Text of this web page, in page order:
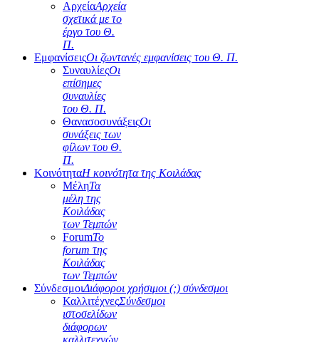
ΑρχείαΑρχεία
σχετικά με το
έργο του Θ.
Π.
ΕμφανίσειςΟι ζωντανές εμφανίσεις του Θ. Π.
ΣυναυλίεςΟι
επίσημες
συναυλίες
του Θ. Π.
ΘανασοσυνάξειςΟι
συνάξεις των
φίλων του Θ.
Π.
ΚοινότηταΗ κοινότητα της Κοιλάδας
ΜέληΤα
μέλη της
Κοιλάδας
των Τεμπών
ForumΤο
forum της
Κοιλάδας
των Τεμπών
ΣύνδεσμοιΔιάφοροι χρήσιμοι (;) σύνδεσμοι
ΚαλλιτέχνεςΣύνδεσμοι
ιστοσελίδων
διάφορων